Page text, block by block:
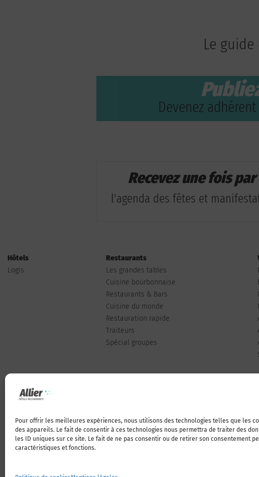
Pour offrir les meilleures expériences, nous utilisons des technologies telles que les
des appareils. Le fait de consentir à ces technologies nous permettra de traiter des
les ID uniques sur ce site. Le fait de ne pas consentir ou de retirer son consentement
caractéristiques et fonctions.
Le
Devenez
Recevez une fois
l'agenda des fêtes et
Hôtels
Logis
Restaurants
Les grandes tables
Cuisine bourbonnaise
Restaurants & Bars
Cuisine du monde
Restauration rapide
Traiteurs
Spécial groupes
Qui sommes-nous